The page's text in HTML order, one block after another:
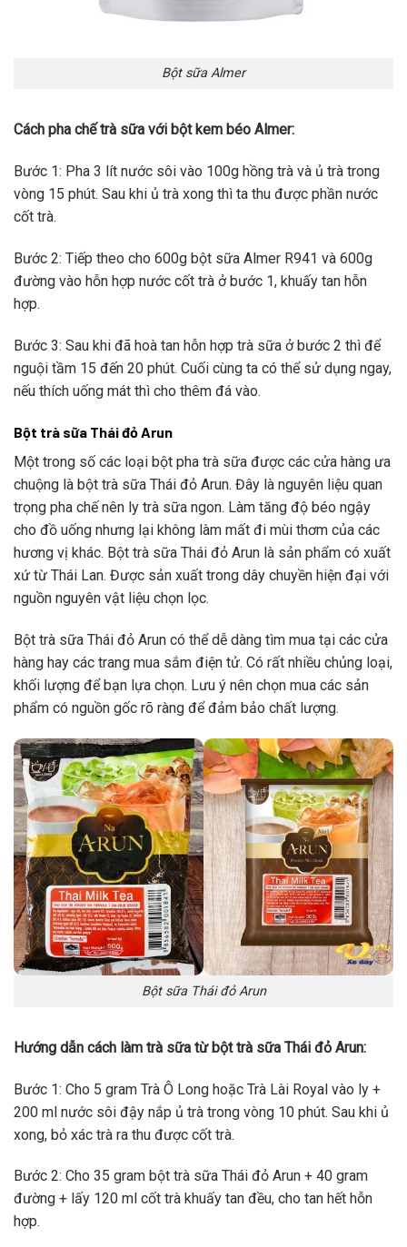
Bột sữa Almer
Cách pha chế trà sữa với bột kem béo Almer:
Bước 1: Pha 3 lít nước sôi vào 100g hồng trà và ủ trà trong
vòng 15 phút. Sau khi ủ trà xong thì ta thu được phần nước
cốt trà.
Bước 2: Tiếp theo cho 600g bột sữa Almer R941 và 600g
đường vào hỗn hợp nước cốt trà ở bước 1, khuấy tan hỗn
hợp.
Bước 3: Sau khi đã hoà tan hỗn hợp trà sữa ở bước 2 thì để
nguội tầm 15 đến 20 phút. Cuối cùng ta có thể sử dụng ngay,
nếu thích uống mát thì cho thêm đá vào.
Bột trà sữa Thái đỏ Arun
Một trong số các loại bột pha trà sữa được các cửa hàng ưa
chuộng là bột trà sữa Thái đỏ Arun. Đây là nguyên liệu quan
trọng pha chế nên ly trà sữa ngon. Làm tăng độ béo ngậy
cho đồ uống nhưng lại không làm mất đi mùi thơm của các
hương vị khác. Bột trà sữa Thái đỏ Arun là sản phẩm có xuất
xứ từ Thái Lan. Được sản xuất trong dây chuyền hiện đại với
nguồn nguyên vật liệu chọn lọc.
Bột trà sữa Thái đỏ Arun có thể dễ dàng tìm mua tại các cửa
hàng hay các trang mua sắm điện tử. Có rất nhiều chủng loại,
khối lượng để bạn lựa chọn. Lưu ý nên chọn mua các sản
phẩm có nguồn gốc rõ ràng để đảm bảo chất lượng.
Bột sữa Thái đỏ Arun
Hướng dẫn cách làm trà sữa từ bột trà sữa Thái đỏ Arun:
Bước 1: Cho 5 gram Trà Ô Long hoặc Trà Lài Royal vào ly +
200 ml nước sôi đậy nắp ủ trà trong vòng 10 phút. Sau khi ủ
xong, bỏ xác trà ra thu được cốt trà.
Bước 2: Cho 35 gram bột trà sữa Thái đỏ Arun + 40 gram
đường + lấy 120 ml cốt trà khuấy tan đều, cho tan hết hỗn
hợp.